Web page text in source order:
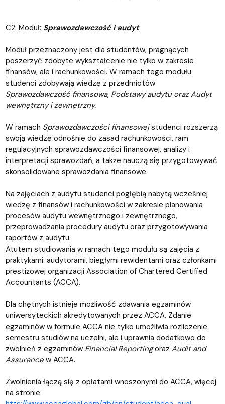
C2: Moduł: Sprawozdawczość i audyt
Moduł przeznaczony jest dla studentów, pragnących
poszerzyć zdobyte wykształcenie nie tylko w zakresie
finansów, ale i rachunkowości. W ramach tego modułu
studenci zdobywają wiedzę z przedmiotów
Sprawozdawczość finansowa, Podstawy audytu oraz Audyt
wewnętrzny i zewnętrzny.
W ramach Sprawozdawczości finansowejstudenci rozszerzą
swoją wiedzę odnośnie do zasad rachunkowości, ram
regulacyjnych sprawozdawczości finansowej, analizy i
interpretacji sprawozdań, a także nauczą się przygotowywać
skonsolidowane sprawozdania finansowe.
Na zajęciach z audytu studenci pogłębią nabytą wcześniej
wiedzę z finansów i rachunkowości w zakresie planowania
procesów audytu wewnętrznego i zewnętrznego,
przeprowadzania procedury audytu oraz przygotowywania
raportów z audytu.
Atutem studiowania w ramach tego modułu są zajęcia z
praktykami: audytorami, biegłymi rewidentami oraz członkami
prestiżowej organizacji Association of Chartered Certified
Accountants (ACCA).
Dla chętnych istnieje możliwość zdawania egzaminów
uniwersyteckich akredytowanych przez ACCA. Zdanie
egzaminów w formule ACCA nie tylko umożliwia rozliczenie
semestru studiów na uczelni, ale i uprawnia dodatkowo do
zwolnień z egzaminów Financial Reportingoraz Audit and
Assurancew ACCA.
Zwolnienia łączą się z opłatami wnoszonymi do ACCA, więcej
na stronie: